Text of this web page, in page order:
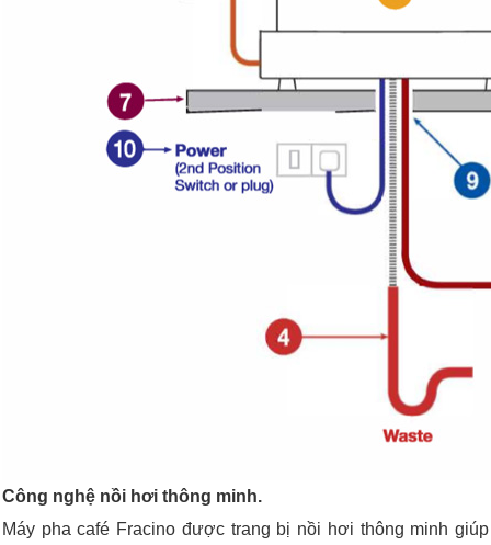
Công nghệ nồi hơi thông minh.
Máy pha café Fracino được trang bị nồi hơi thông minh giúp